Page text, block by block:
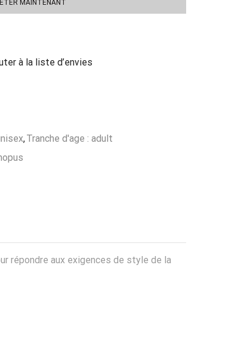
MAINTENANT
à la liste d’envies
,Tranche d'age : adult
répondre aux exigences de style de la